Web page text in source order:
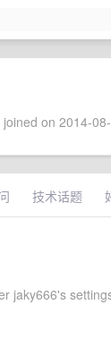
on 2014-
技术话题
jaky666's